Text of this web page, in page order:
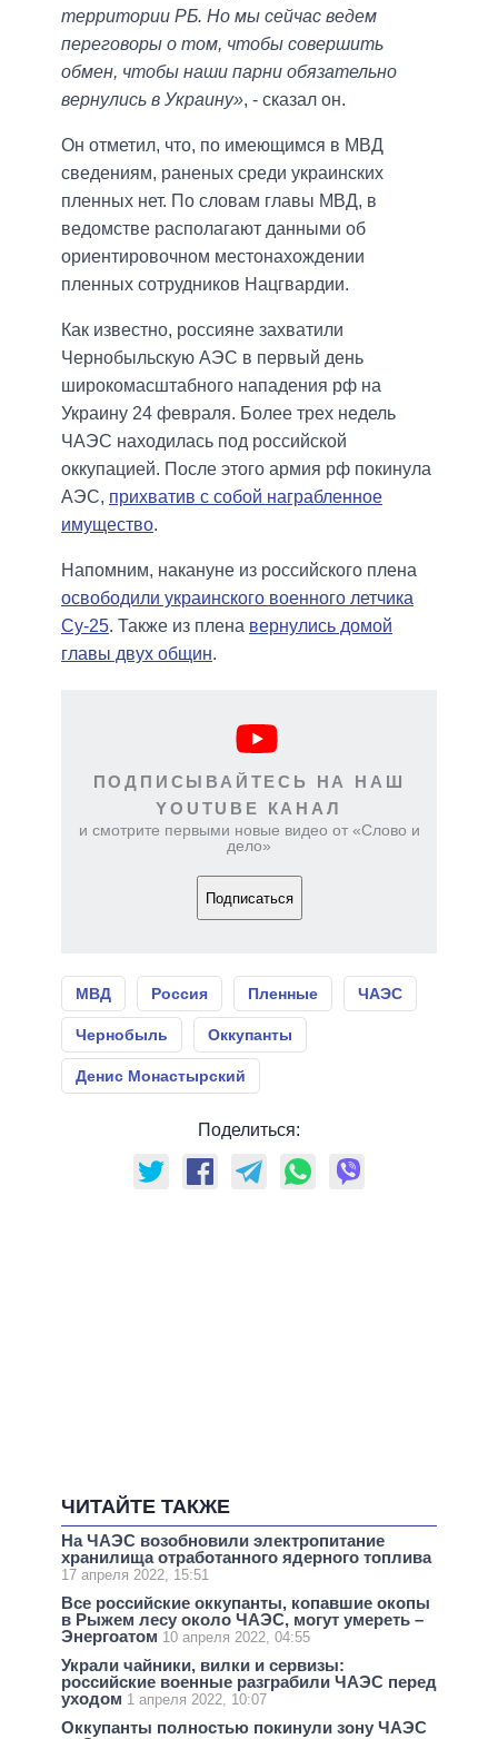
территории РБ. Но мы сейчас ведем
переговоры о том, чтобы совершить
обмен, чтобы наши парни обязательно
вернулись в Украину», - сказал он.
Он отметил, что, по имеющимся в МВД
сведениям, раненых среди украинских
пленных нет. По словам главы МВД, в
ведомстве располагают данными об
ориентировочном местонахождении
пленных сотрудников Нацгвардии.
Как известно, россияне захватили
Чернобыльскую АЭС в первый день
широкомасштабного нападения рф на
Украину 24 февраля. Более трех недель
ЧАЭС находилась под российской
оккупацией. После этого армия рф покинула
АЭС, прихватив с собой награбленное
имущество.
Напомним, накануне из российского плена
освободили украинского военного летчика
Су-25. Также из плена вернулись домой
главы двух общин.
ПОДПИСЫВАЙТЕСЬ НА НАШ
YOUTUBE КАНАЛ
и смотрите первыми новые видео от «Слово и
дело»
Подписаться
МВД Россия Пленные ЧАЭС
Чернобыль Оккупанты
Денис Монастырский
Поделиться:
ЧИТАЙТЕ ТАКЖЕ
На ЧАЭС возобновили электропитание
хранилища отработанного ядерного топлива
17 апреля 2022, 15:51
Все российские оккупанты, копавшие окопы
в Рыжем лесу около ЧАЭС, могут умереть –
Энергоатом 10 апреля 2022, 04:55
Украли чайники, вилки и сервизы:
российские военные разграбили ЧАЭС перед
уходом 1 апреля 2022, 10:07
Оккупанты полностью покинули зону ЧАЭС